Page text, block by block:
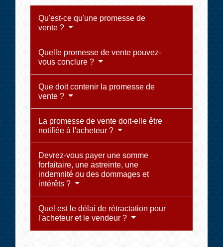
Qu'est-ce qu'une promesse de
vente ?
Quelle promesse de vente pouvez-
vous conclure ?
Que doit contenir la promesse de
vente ?
La promesse de vente doit-elle être
notifiée à l'acheteur ?
Devrez-vous payer une somme
forfaitaire, une astreinte, une
indemnité ou des dommages et
intérêts ?
Quel est le délai de rétractation pour
l'acheteur et le vendeur ?